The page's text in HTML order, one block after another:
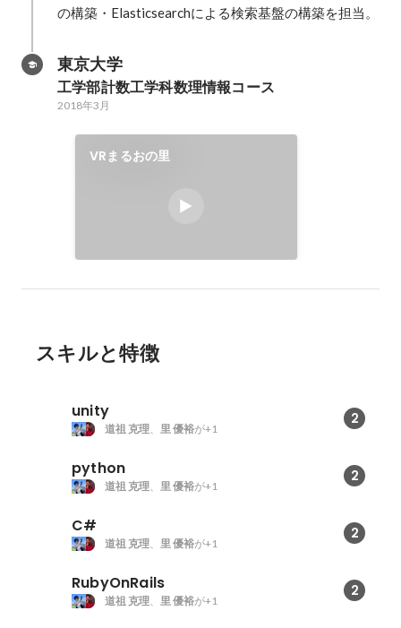
の構築・Elasticsearchによる検索基盤の構築を担当。
東京大学
工学部計数工学科数理情報コース
2018年3月
VRまるおの里
スキルと特徴
unity 2
道祖 克理 里 優裕が+1
python 2
道祖 克理 里 優裕が+1
C# 2
道祖 克理 里 優裕が+1
RubyOnRails 2
道祖 克理 里 優裕が+1